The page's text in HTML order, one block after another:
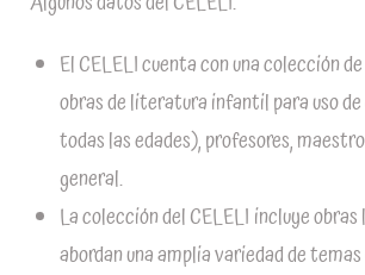
El CELELI cuenta con una colección
obras de literatura infantil para uso
todas las edades), profesores,
general.
La colección del CELELI incluye
abordan una amplia variedad de